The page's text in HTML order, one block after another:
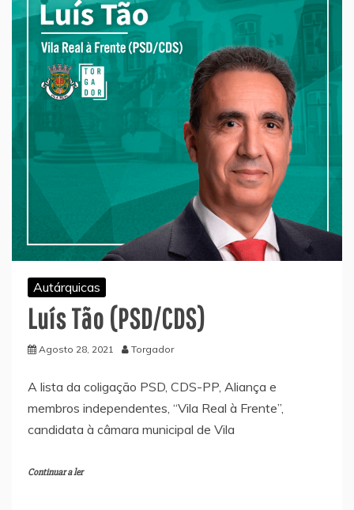
Autárquicas
Luís Tão (PSD/CDS)
Agosto 28, 2021 Torgador
A lista da coligação PSD, CDS-PP, Aliança e
membros independentes, “Vila Real à Frente”,
candidata à câmara municipal de Vila
Continuar a ler